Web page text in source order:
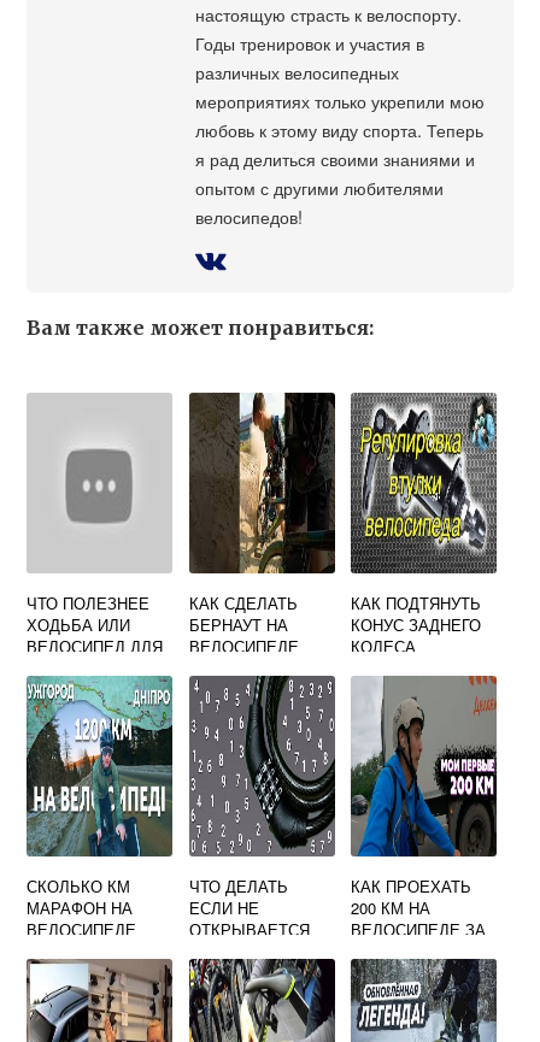
настоящую страсть к велоспорту.
Годы тренировок и участия в
различных велосипедных
мероприятиях только укрепили мою
любовь к этому виду спорта. Теперь
я рад делиться своими знаниями и
опытом с другими любителями
велосипедов!
Вам также может понравиться:
ЧТО ПОЛЕЗНЕЕ
ХОДЬБА ИЛИ
ВЕЛОСИПЕД ДЛЯ
МУЖЧИН
КАК СДЕЛАТЬ
БЕРНАУТ НА
ВЕЛОСИПЕДЕ
КАК ПОДТЯНУТЬ
КОНУС ЗАДНЕГО
КОЛЕСА
СКОЛЬКО КМ
МАРАФОН НА
ВЕЛОСИПЕДЕ
ЧТО ДЕЛАТЬ
ЕСЛИ НЕ
ОТКРЫВАЕТСЯ
ВЕЛОСИПЕДЕ
КАК ПРОЕХАТЬ
200 КМ НА
ВЕЛОСИПЕДЕ ЗА